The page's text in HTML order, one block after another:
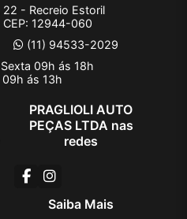
- Recreio Estoril
12944-060
(11) 94533-2029
09h ás 18h
09h ás 13h
PRAGLIOLI AUTO
PEÇAS LTDA nas
redes
Saiba Mais